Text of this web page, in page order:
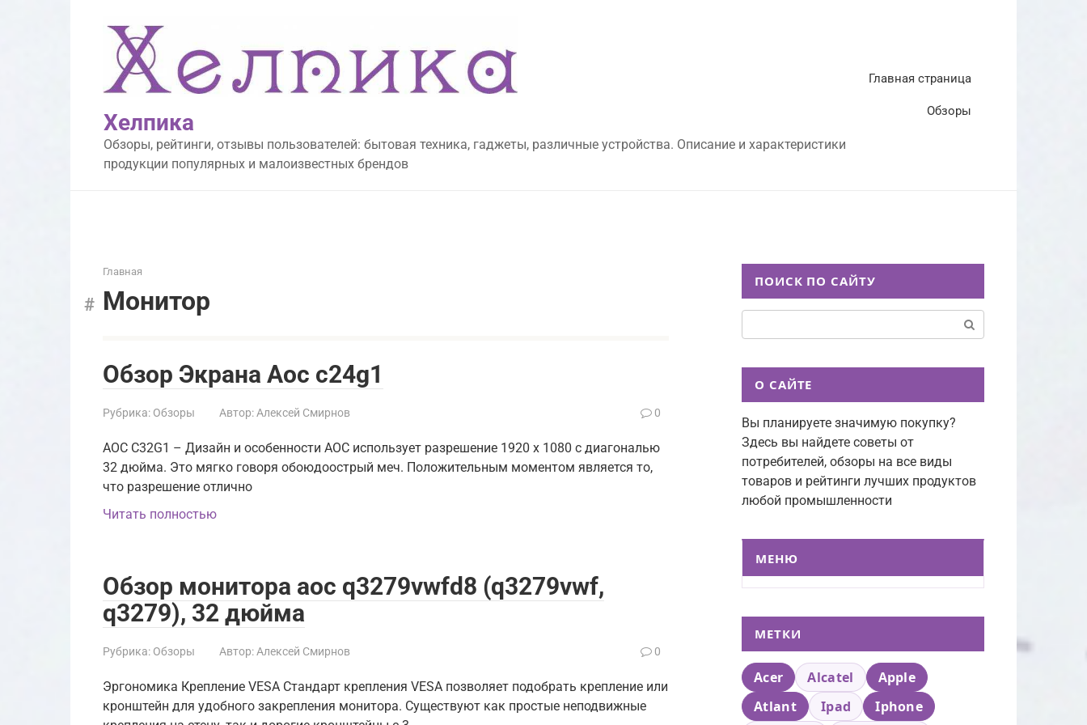
Хелпика
Обзоры, рейтинги, отзывы пользователей: бытовая техника, гаджеты, различные устройства. Описание и характеристики
продукции популярных и малоизвестных брендов
Главная страница
Обзоры
Главная
Монитор
Обзор Экрана Aoc c24g1
Рубрика: Обзоры Автор: Алексей Смирнов 0
AOC C32G1 – Дизайн и особенности AOC использует разрешение 1920 x 1080 с диагональю
32 дюйма. Это мягко говоря обоюдоострый меч. Положительным моментом является то,
что разрешение отлично
Читать полностью
Обзор монитора aoc q3279vwfd8 (q3279vwf,
q3279), 32 дюйма
Рубрика: Обзоры Автор: Алексей Смирнов 0
Эргономика Крепление VESA Стандарт крепления VESA позволяет подобрать крепление или
кронштейн для удобного закрепления монитора. Существуют как простые неподвижные
ПОИСК ПО САЙТУ
О САЙТЕ
Вы планируете значимую покупку?
Здесь вы найдете советы от
потребителей, обзоры на все виды
товаров и рейтинги лучших продуктов
любой промышленности
МЕНЮ
МЕТКИ
Acer Alcatel
Apple
Atlant
Ipad
Iphone